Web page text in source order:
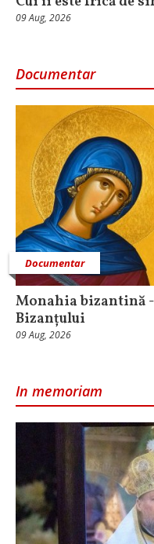
09 Aug, 2026
Documentar
Documentar
Monahia bizantină
Bizanțului
09 Aug, 2026
In memoriam